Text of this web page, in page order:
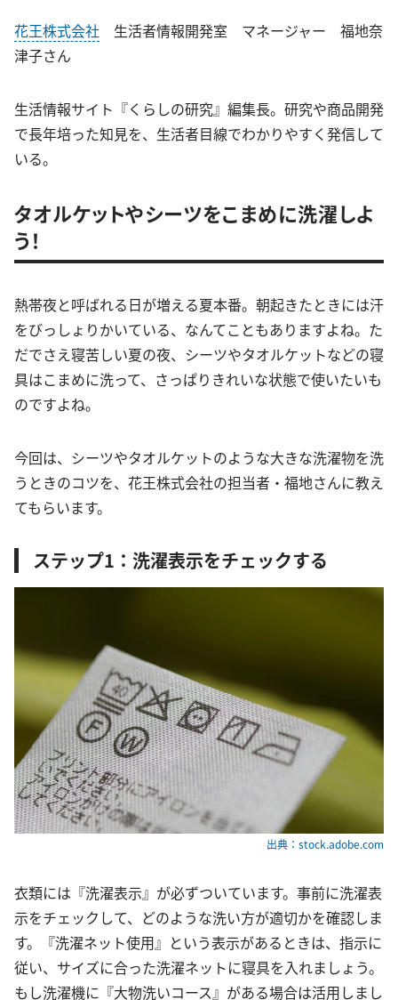
花王株式会社 生活者情報開発室 マネージャー 福地奈
津子さん
生活情報サイト『くらしの研究』編集長。研究や商品開発
で長年培った知見を、生活者目線でわかりやすく発信して
いる。
タオルケットやシーツをこまめに洗濯しよ
う！
熱帯夜と呼ばれる日が増える夏本番。朝起きたときには汗
をびっしょりかいている、なんてこともありますよね。た
だでさえ寝苦しい夏の夜、シーツやタオルケットなどの寝
具はこまめに洗って、さっぱりきれいな状態で使いたいも
のですよね。
今回は、シーツやタオルケットのような大きな洗濯物を洗
うときのコツを、花王株式会社の担当者・福地さんに教え
てもらいます。
ステップ1：洗濯表示をチェックする
出典：stock.adobe.com
衣類には『洗濯表示』が必ずついています。事前に洗濯表
示をチェックして、どのような洗い方が適切かを確認しま
す。『洗濯ネット使用』という表示があるときは、指示に
従い、サイズに合った洗濯ネットに寝具を入れましょう。
もし洗濯機に『大物洗いコース』がある場合は活用しまし